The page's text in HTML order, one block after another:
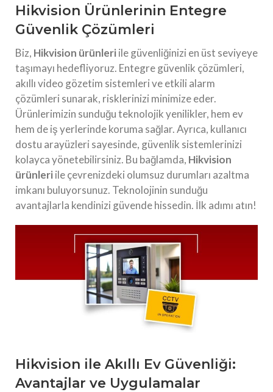
Hikvision Ürünlerinin Entegre
Güvenlik Çözümleri
Biz, Hikvision ürünleriile güvenliğinizi en üst seviyeye
taşımayı hedefliyoruz. Entegre güvenlik çözümleri,
akıllı video gözetim sistemleri ve etkili alarm
çözümleri sunarak, risklerinizi minimize eder.
Ürünlerimizin sunduğu teknolojik yenilikler, hem ev
hem de iş yerlerinde koruma sağlar. Ayrıca, kullanıcı
dostu arayüzleri sayesinde, güvenlik sistemlerinizi
kolayca yönetebilirsiniz. Bu bağlamda, Hikvision
ürünleriile çevrenizdeki olumsuz durumları azaltma
imkanı buluyorsunuz. Teknolojinin sunduğu
avantajlarla kendinizi güvende hissedin. İlk adımı atın!
Hikvision ile Akıllı Ev Güvenliği:
Avantajlar ve Uygulamalar